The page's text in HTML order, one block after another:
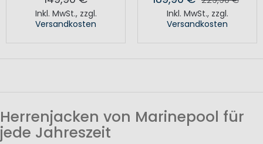
Inkl. MwSt., zzgl.
Versandkosten
Inkl. MwSt., zzgl.
Versandkosten
Herrenjacken von Marinepool für
jede Jahreszeit